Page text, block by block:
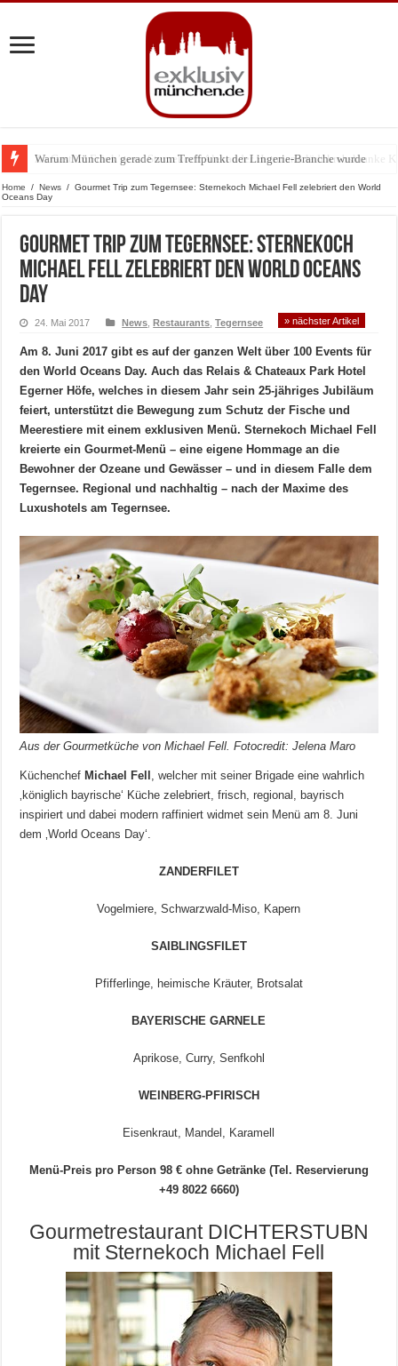
Warum München gerade zum Treffpunkt der Lingerie-Branche wurde
Home / News / Gourmet Trip zum Tegernsee: Sternekoch Michael Fell zelebriert den World
Oceans Day
Gourmet Trip zum Tegernsee: Sternekoch
Michael Fell zelebriert den World Oceans
Day
24. Mai 2017 News ,Restaurants ,Tegernsee » nächster Artikel
Am 8. Juni 2017 gibt es auf der ganzen Welt über 100 Events für
den World Oceans Day. Auch das Relais & Chateaux Park Hotel
Egerner Höfe, welches in diesem Jahr sein 25-jähriges Jubiläum
feiert, unterstützt die Bewegung zum Schutz der Fische und
Meerestiere mit einem exklusiven Menü. Sternekoch Michael Fell
kreierte ein Gourmet-Menü – eine eigene Hommage an die
Bewohner der Ozeane und Gewässer – und in diesem Falle dem
Tegernsee. Regional und nachhaltig – nach der Maxime des
Luxushotels am Tegernsee.
Aus der Gourmetküche von Michael Fell. Fotocredit: Jelena Maro
Küchenchef Michael Fell , welcher mit seiner Brigade eine wahrlich
‚königlich bayrische‘ Küche zelebriert, frisch, regional, bayrisch
inspiriert und dabei modern raffiniert widmet sein Menü am 8. Juni
dem ‚World Oceans Day‘.
ZANDERFILET
Vogelmiere, Schwarzwald-Miso, Kapern
SAIBLINGSFILET
Pfifferlinge, heimische Kräuter, Brotsalat
BAYERISCHE GARNELE
Aprikose, Curry, Senfkohl
WEINBERG-PFIRISCH
Eisenkraut, Mandel, Karamell
Menü-Preis pro Person 98 € ohne Getränke (Tel. Reservierung
+49 8022 6660)
Gourmetrestaurant DICHTERSTUBN
mit Sternekoch Michael Fell